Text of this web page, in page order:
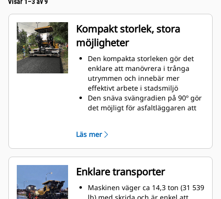
Visar 1–3 av 9
Kompakt storlek, stora
möjligheter
Den kompakta storleken gör det
enklare att manövrera i trånga
utrymmen och innebär mer
effektivt arbete i stadsmiljö
Den snäva svängradien på 90º gör
det möjligt för asfaltläggaren att
Standardbredd för asfaltläggning
med SE47 VT-skriden är 2,4–4,7 m
(7 fot 10 tum – 15 fot 4 tum) med
en största bredd på 6,0 m (19 fot 8
tum)
Beläggningsdjup på upp till 300
mm (12 tum) möjliggör
Läs mer
Enklare transporter
Maskinen väger ca 14,3 ton (31 539